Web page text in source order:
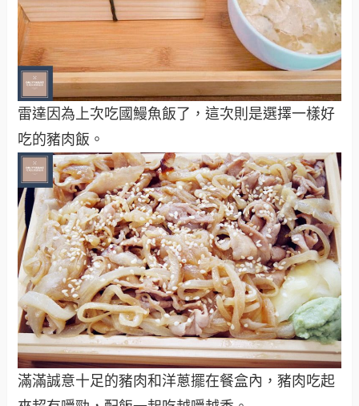
雷達因為上次吃國鰻魚飯了，這次則是選擇一樣好
吃的豬肉飯。
滿滿誠意十足的豬肉和洋蔥擺在餐盒內，豬肉吃起